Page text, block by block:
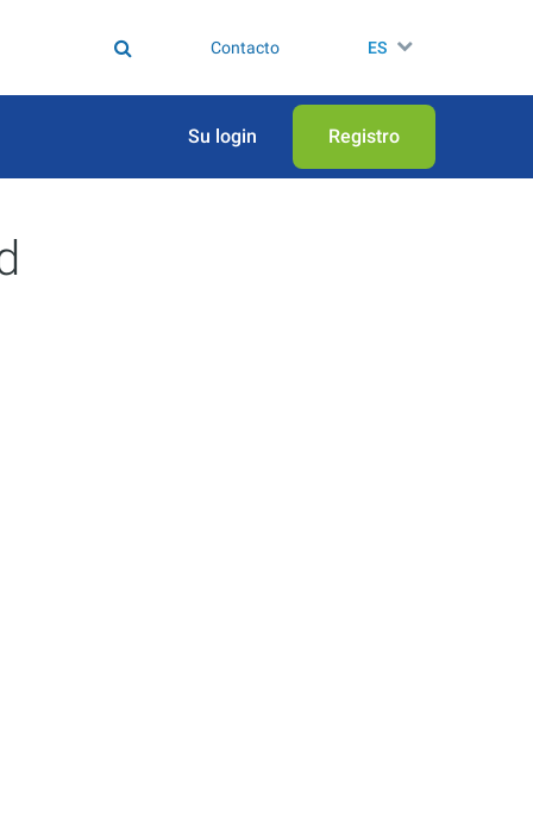
Contacto ES
Su login Registro